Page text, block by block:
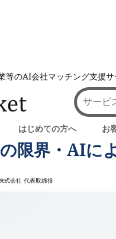
等のAI会社マッチング支援サ
はじめての方へ お
AI Market 記事一覧
【2026年
限界・AIに
式会社 代表取締役